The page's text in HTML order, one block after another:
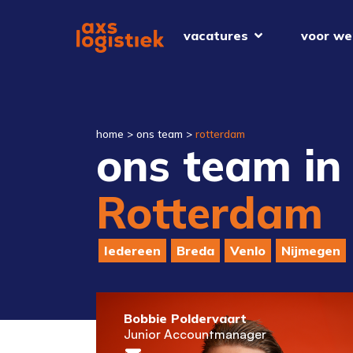
vacatures voor
home > ons team > rotterdam
ons team in
Rotterdam
Iedereen Breda Venlo Nijmegen
Bobbie Poldervaart
Junior Accountmanager